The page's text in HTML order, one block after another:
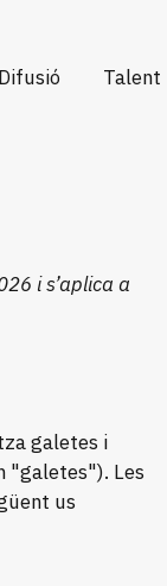
Difusió Talent
i s’aplica a
galetes i
"galetes"). Les
us